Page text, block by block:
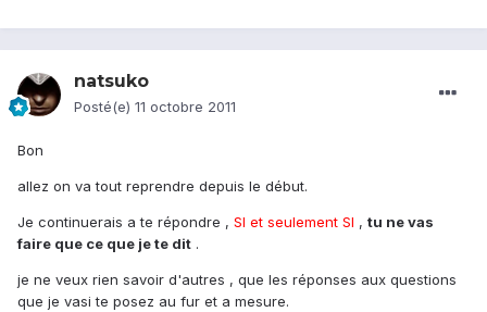
natsuko
Posté(e) 11 octobre 2011
Bon
allez on va tout reprendre depuis le début.
Je continuerais a te répondre , SI et seulement SI , tu ne vas
faire que ce que je te dit .
je ne veux rien savoir d'autres , que les réponses aux questions
que je vasi te posez au fur et a mesure.